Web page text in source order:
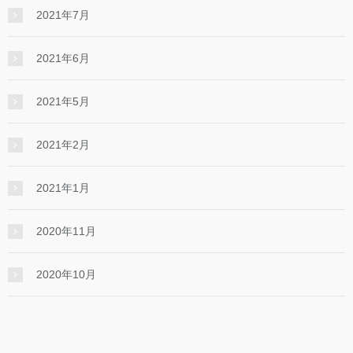
2021年7月
2021年6月
2021年5月
2021年2月
2021年1月
2020年11月
2020年10月